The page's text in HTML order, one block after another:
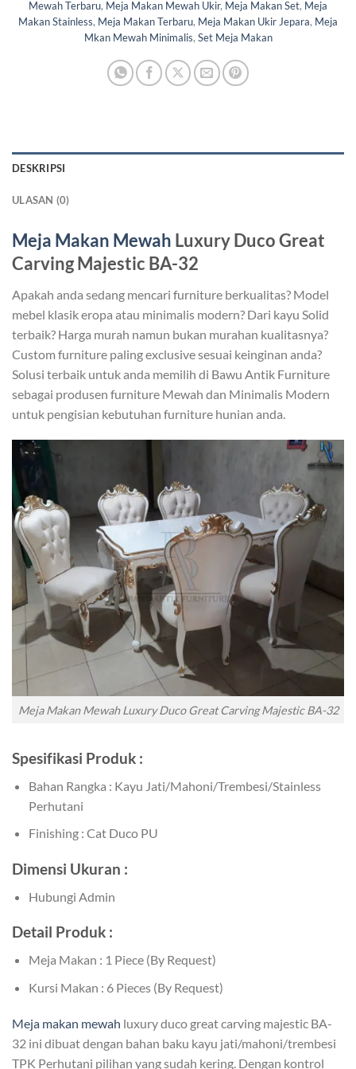
Mewah Terbaru, Meja Makan Mewah Ukir, Meja Makan Set, Meja
Makan Stainless, Meja Makan Terbaru, Meja Makan Ukir Jepara, Meja
Mkan Mewah Minimalis, Set Meja Makan
DESKRIPSI
ULASAN (0)
Meja Makan Mewah Luxury Duco Great
Carving Majestic BA-32
Apakah anda sedang mencari furniture berkualitas? Model
mebel klasik eropa atau minimalis modern? Dari kayu Solid
terbaik? Harga murah namun bukan murahan kualitasnya?
Custom furniture paling exclusive sesuai keinginan anda?
Solusi terbaik untuk anda memilih di Bawu Antik Furniture
sebagai produsen furniture Mewah dan Minimalis Modern
untuk pengisian kebutuhan furniture hunian anda.
Meja Makan Mewah Luxury Duco Great Carving Majestic BA-32
Spesifikasi Produk :
Bahan Rangka : Kayu Jati/Mahoni/Trembesi/Stainless
Perhutani
Finishing : Cat Duco PU
Dimensi Ukuran :
Hubungi Admin
Detail Produk :
Meja Makan : 1 Piece (By Request)
Kursi Makan : 6 Pieces (By Request)
Meja makan mewah luxury duco great carving majestic BA-
32 ini dibuat dengan bahan baku kayu jati/mahoni/trembesi
TPK Perhutani pilihan yang sudah kering. Dengan kontrol